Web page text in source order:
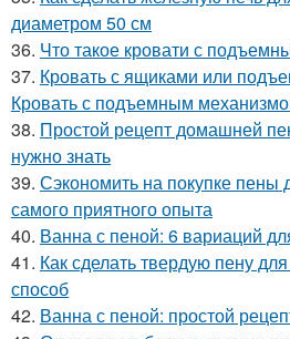
диаметром 50 см
36. Что такое кровати с
37. Кровать с ящиками или
Кровать с подъемным
38. Простой рецепт домашней
нужно знать
39. Сэкономить на покупке пены
самого приятного опыта
40. Ванна с пеной: 6 вариаций
41. Как сделать твердую пену
способ
42. Ванна с пеной: простой